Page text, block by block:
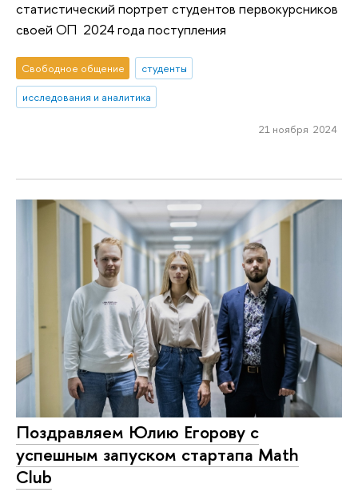
статистический портрет студентов первокурсников
своей ОП 2024 года поступления
Свободное общение
студенты
исследования и аналитика
21 ноября 2024
Поздравляем Юлию Егорову с
успешным запуском стартапа Math
Club